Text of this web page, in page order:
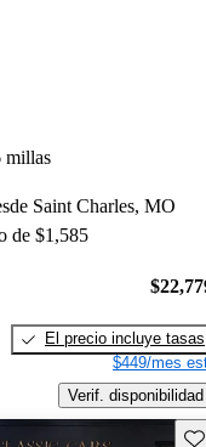
millas
Saint Charles, MO
de $1,585
El precio incluye tasas
$449/mes
Verif. disponibilidad